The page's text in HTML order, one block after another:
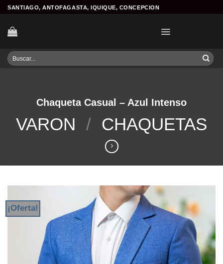
Skip
content
SANTIAGO, ANTOFAGASTA, IQUIQUE, CONCEPCION
Buscar
por:
Chaqueta Casual – Azul Intenso
VARON / CHAQUETAS
¡Oferta!